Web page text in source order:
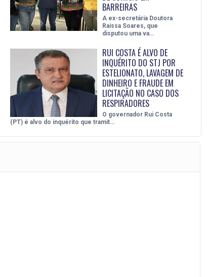
BARREIRAS
A ex-secretária Doutora
Raissa Soares, que
disputou uma va…
RUI COSTA É ALVO DE
INQUÉRITO DO STJ POR
ESTELIONATO, LAVAGEM DE
DINHEIRO E FRAUDE EM
LICITAÇÃO NO CASO DOS
RESPIRADORES
O governador Rui Costa
(PT) é alvo do inquérito que tramit…